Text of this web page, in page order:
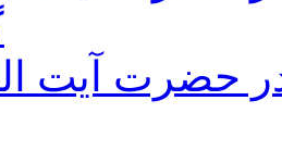
حضرت آيت